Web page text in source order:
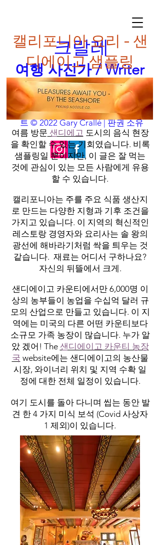
크랄레
여행 사진가 / Writer
본질을 쫓다
나nfo@garycralle.com| 이미지 및 텍스
트 © 2022 Gary Crallé | 판권 소유
캘리포니아 요리 - 샌
디에이고 샘플링
여름 방문 샌디에고 도시의 음식 현장
을 확인할 수 있는 기회였습니다. 비록
샘플링일 뿐이지만, 이 글은 잘 먹는
것에 관심이 있는 모든 사람에게 유용
할 수 있습니다.
캘리포니아는 주를 주요 식품 생산지
로 만드는 다양한 지형과 기후 조건을
가지고 있습니다. 이 지역의 혁신적인
레스토랑 경영자와 요리사는 솔 왕의
광선에 해바라기처럼 싹을 틔우는 것
같습니다. 재료는 어디서 구하나요?
자신의 뒤뜰에서 크게.
샌디에이고 카운티에서만 6,000명 이
상의 농부들이 농업을 수십억 달러 규
모의 산업으로 만들고 있습니다. 이 지
역에는 미국의 다른 어떤 카운티보다
소규모 가족 농장이 많습니다. 누가 알
았 겠어! The 샌디에이고 카운티 농장
국 website에는 샌디에이고의 농산물
시장, 와이너리 위치 및 지역 수확 일
정에 대한 전체 일정이 있습니다.
여기 도시를 돌아 다니며 씹는 동안 발
견 한 4 가지 미식 보석 (Covid 사상자
1 제외)이 있습니다.